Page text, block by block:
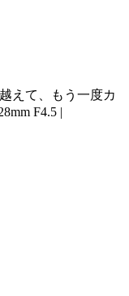
えて、もう一度カ
F4.5 |